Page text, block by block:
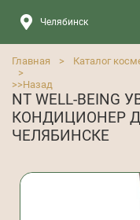
Челябинск
Главная > Каталог
>
>>Назад
NT WELL-
КОНДИЦИОНЕР
ЧЕЛЯБИНСКЕ